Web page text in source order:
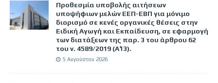
Προθεσμία υποβολής αιτήσεων
υποψήφιων μελών ΕΕΠ-ΕΒΠ για μόνιμο
διορισμό σε κενές οργανικές θέσεις στην
Ειδική Αγωγή και Εκπαίδευση, σε εφαρμογή
των διατάξεων της παρ. 3 του άρθρου 62
του ν. 4589/2019 (Α΄13).
5 Αυγούστου 2026